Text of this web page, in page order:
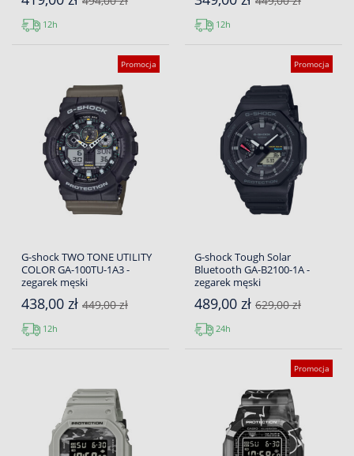
12h 12h
Promocja
G-shock TWO TONE UTILITY
COLOR GA-100TU-1A3 -
zegarek męski
438,00 zł 449,00 zł
12h
Promocja
G-shock Tough Solar
Bluetooth GA-B2100-1A -
zegarek męski
489,00 zł 629,00 zł
24h
Promocja